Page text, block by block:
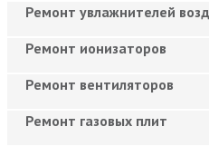
Ремонт увлажнителей
Ремонт ионизаторов
Ремонт вентиляторов
Ремонт газовых плит